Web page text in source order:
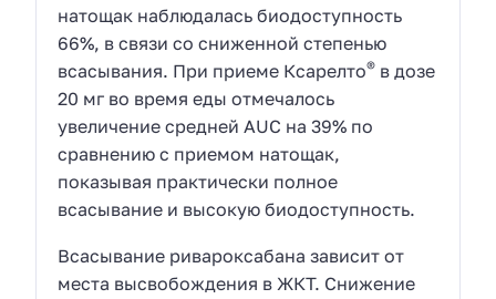
натощак наблюдалась биодоступность
66%, в связи со сниженной степенью
всасывания. При приеме Ксарелто® в дозе
20 мг во время еды отмечалось
увеличение средней AUC на 39% по
сравнению с приемом натощак,
показывая практически полное
всасывание и высокую биодоступность.
Всасывание ривароксабана зависит от
места высвобождения в ЖКТ. Снижение